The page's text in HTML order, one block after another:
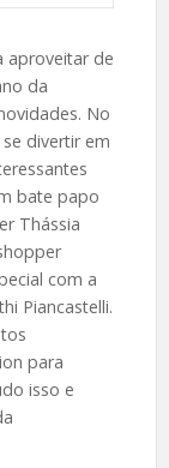
aproveitar de
da
No
divertir em
bate papo
Thássia
com a
Piancastelli.
para
isso e